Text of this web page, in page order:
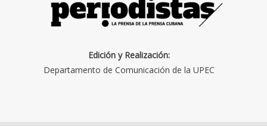
Edición y Realización:
Departamento de Comunicación de la UPEC